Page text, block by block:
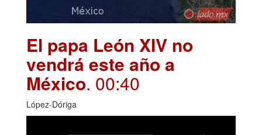
El papa León XIV no
vendrá este año a
México. 00:40
López-Dóriga